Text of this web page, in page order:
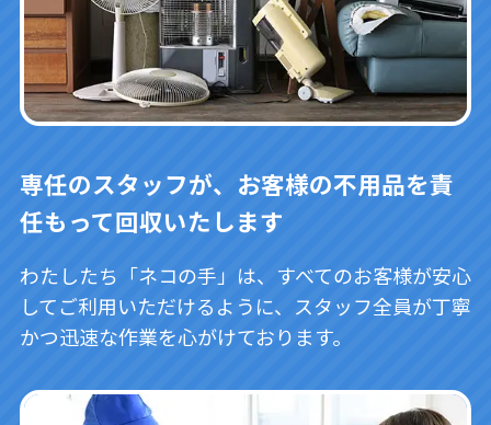
専任のスタッフが、お客様の不用品を責
任もって回収いたします
わたしたち「ネコの手」は、すべてのお客様が安心
してご利用いただけるように、スタッフ全員が丁寧
かつ迅速な作業を心がけております。